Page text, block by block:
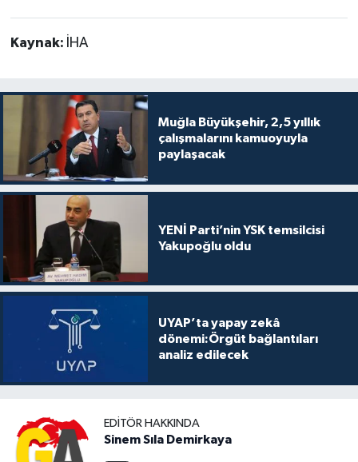
Kaynak: İHA
Muğla Büyükşehir, 2,5 yıllık
çalışmalarını kamuoyuyla
paylaşacak
YENİ Parti’nin YSK temsilcisi
Yakupoğlu oldu
UYAP’ta yapay zekâ
dönemi:Örgüt bağlantıları
analiz edilecek
EDITÖR HAKKINDA
Sinem Sıla Demirkaya